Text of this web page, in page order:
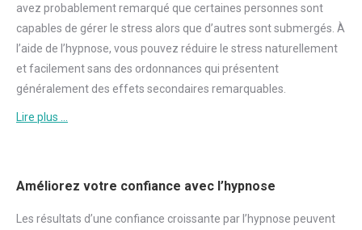
avez probablement remarqué que certaines personnes sont
capables de gérer le stress alors que d’autres sont submergés. À
l’aide de l’hypnose, vous pouvez réduire le stress naturellement
et facilement sans des ordonnances qui présentent
généralement des effets secondaires remarquables.
Lire plus …
Améliorez votre confiance avec l’hypnose
Les résultats d’une confiance croissante par l’hypnose peuvent